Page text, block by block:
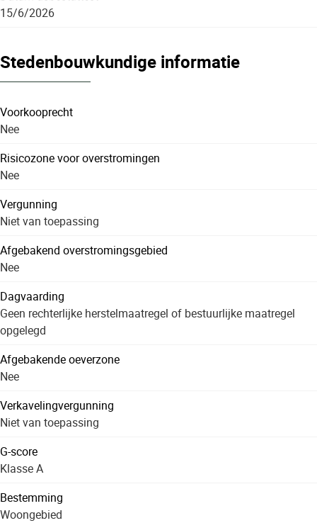
15/6/2026
Stedenbouwkundige informatie
Voorkooprecht
Nee
Risicozone voor overstromingen
Nee
Vergunning
Niet van toepassing
Afgebakend overstromingsgebied
Nee
Dagvaarding
Geen rechterlijke herstelmaatregel of bestuurlijke maatregel
opgelegd
Afgebakende oeverzone
Nee
Verkavelingvergunning
Niet van toepassing
G-score
Klasse A
Bestemming
Woongebied